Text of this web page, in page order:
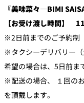
『美味菜々―BIMI
【お受け渡し時間】
※2日前までのご予約制
※タクシーデリバリー
希望の場合は、5日前ま
※配送の場合、 １回の
を頂戴します。